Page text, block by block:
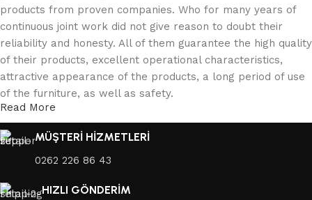
products from proven companies. Who for many years of
continuous joint work did not give reason to doubt their
reliability and honesty. All of them guarantee the high quality
of their products, excellent operational characteristics,
attractive appearance of the products, a long period of use
of the furniture, as well as safety.
Read More
MÜŞTERİ HİZMETLERİ
0262 226 86 43
HIZLI GÖNDERİM